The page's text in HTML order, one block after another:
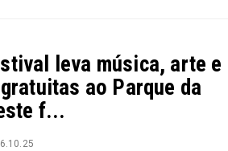
leva música, arte e
ao Parque da
f...